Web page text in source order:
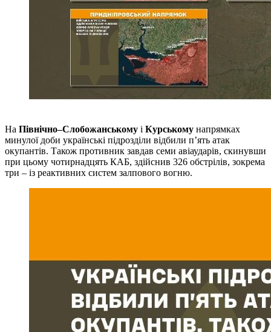
На Північно–Слобожанському і Курському напрямках
минулої доби українські підрозділи відбили п’ять атак
окупантів. Також противник завдав семи авіаударів, скинувши
при цьому чотирнадцять КАБ, здійснив 326 обстрілів, зокрема
три – із реактивних систем залпового вогню.